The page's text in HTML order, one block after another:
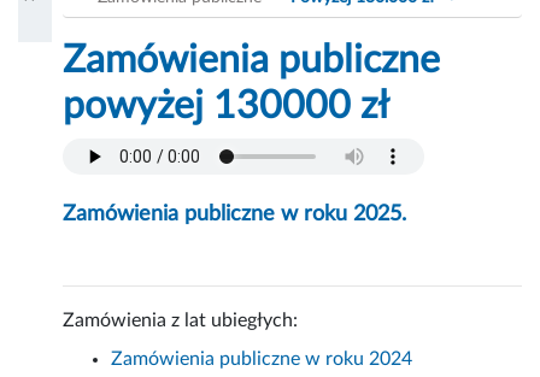
Zamówienia publiczne
powyżej 130000 zł
Zamówienia publiczne w roku 2025.
Zamówienia z lat ubiegłych:
Zamówienia publiczne w roku 2024